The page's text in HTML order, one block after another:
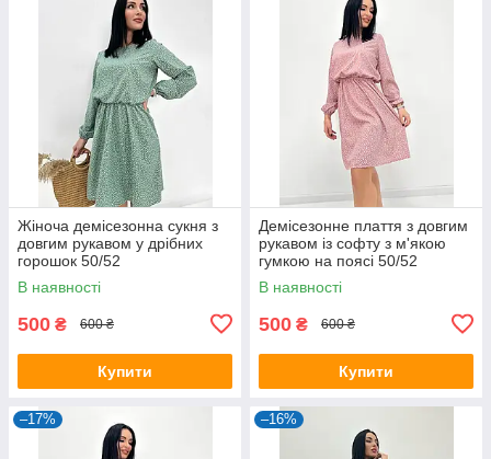
Жіноча демісезонна сукня з
довгим рукавом у дрібних
горошок 50/52
В наявності
500 ₴ 600 ₴
Купити
Демісезонне плаття з довгим
рукавом із софту з м'якою
гумкою на поясі 50/52
В наявності
500 ₴ 600 ₴
Купити
–17% –16%